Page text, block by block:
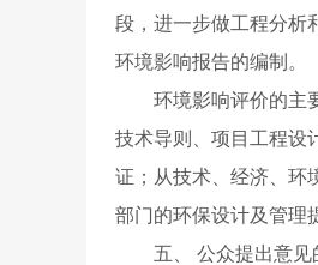
段，进一步做工程分析
环境影响报告的编制。
环境影响评价的主要
技术导则、项目工程设
证；从技术、经济、环
部门的环保设计及管理
五、 公众提出意见